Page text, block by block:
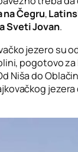
Čegru,
Sveti Jovan.
jezero su
pogotovo
Niša do
jezera